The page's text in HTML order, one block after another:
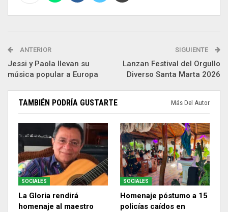
ANTERIOR
Jessi y Paola llevan su
música popular a Europa
SIGUIENTE
Lanzan Festival del Orgullo
Diverso Santa Marta 2026
TAMBIÉN PODRÍA GUSTARTE Más Del Autor
SOCIALES
La Gloria rendirá
homenaje al maestro
SOCIALES
Homenaje póstumo a 15
policías caídos en